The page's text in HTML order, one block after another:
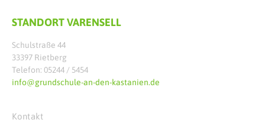
STANDORT VARENSELL
Schulstraße 44
33397 Rietberg
Telefon: 05244 / 5454
info@grundschule-an-den-kastanien.de
Kontakt